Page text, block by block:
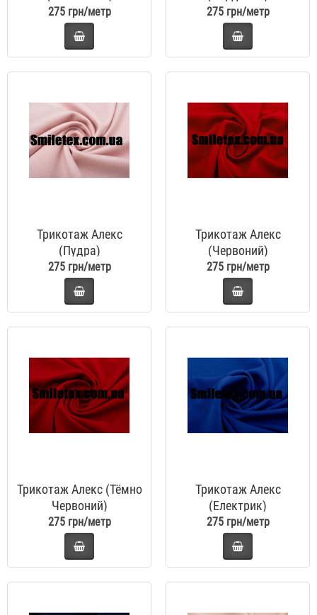
275 грн/метр 275 грн/метр
Трикотаж Алекс
(Пудра)
275 грн/метр
Трикотаж Алекс
(Червоний)
275 грн/метр
Трикотаж Алекс (Тёмно
Червоний)
275 грн/метр
Трикотаж Алекс
(Електрик)
275 грн/метр